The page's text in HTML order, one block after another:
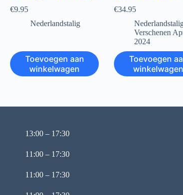
€9.95
Nederlandstalig
Toevoegen aan
winkelwagen
€34.95
Verschenen
2024
Toevoegen
winkelwagen
13:00 – 17:30
11:00 – 17:30
11:00 – 17:30